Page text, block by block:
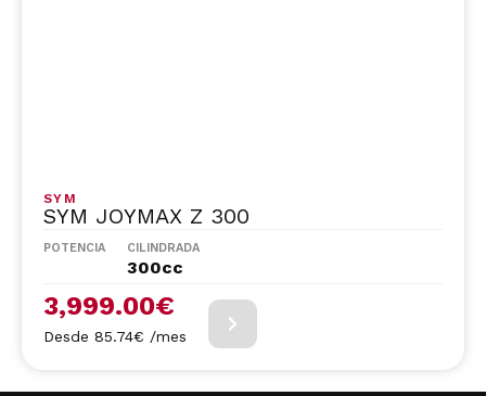
SYM
SYM JOYMAX Z 300
POTENCIA CILINDRADA
300cc
3,999.00€
Desde 85.74€ /mes